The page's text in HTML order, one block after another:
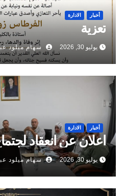
أخبار الادارة
تعزية
يوليو 30, 2026 سهام ميلود عبيد
أخبار الادارة
اعلان عن انعقاد لجتماع
يوليو 30, 2026 سهام ميلود عبيد